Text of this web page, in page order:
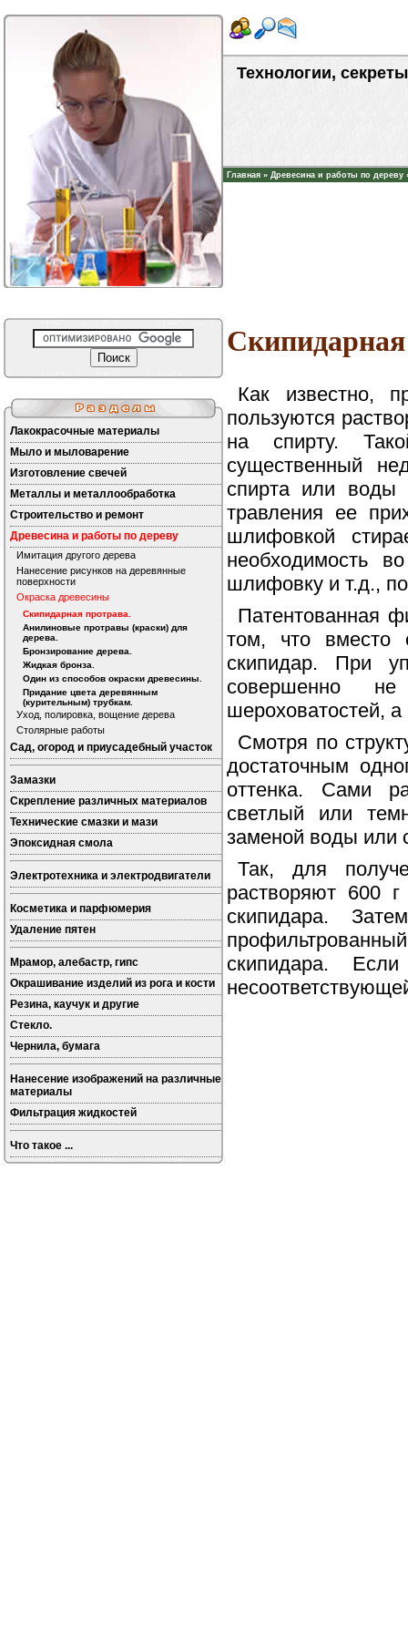
Технологии,
Главная » Древесина и работы по дереву
Лакокрасочные материалы
Мыло и мыловарение
Изготовление свечей
Металлы и металлообработка
Строительство и ремонт
Древесина и работы по дереву
Имитация другого дерева
Нанесение рисунков на деревянные
поверхности
Окраска древесины
Скипидарная протрава.
Анилиновые протравы (краски) для
дерева.
Бронзирование дерева.
Жидкая бронза.
Один из способов окраски древесины.
Придание цвета деревянным
(курительным) трубкам.
Уход, полировка, вощение дерева
Столярные работы
Сад, огород и приусадебный участок
Замазки
Скрепление различных материалов
Технические смазки и мази
Эпоксидная смола
Электротехника и электродвигатели
Косметика и парфюмерия
Удаление пятен
Мрамор, алебастр, гипс
Окрашивание изделий из рога и кости
Резина, каучук и другие
Стекло.
Чернила, бумага
Нанесение изображений на различные
материалы
Фильтрация жидкостей
Что такое ...
Как известно,
пользуются
на спирту.
существенный
спирта или воды
травления ее
шлифовкой
необходимость
шлифовку и т.д.,
Патентованная
том, что вместо
скипидар. При
совершенно
шероховатостей,
Смотря по
достаточным
оттенка. Сами
светлый или
заменой воды или
Так, для
растворяют 600
скипидара.
скипидара.